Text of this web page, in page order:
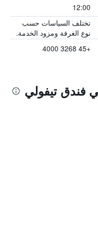
12:00
تختلف السياسات حسب
نوع الغرفة ومزود الخدمة.
+45 3268 4000
فندق تيفولي